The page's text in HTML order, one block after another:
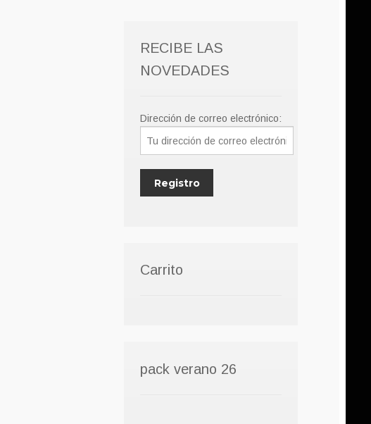
RECIBE LAS
NOVEDADES
Dirección de correo electrónico:
Carrito
pack verano 26